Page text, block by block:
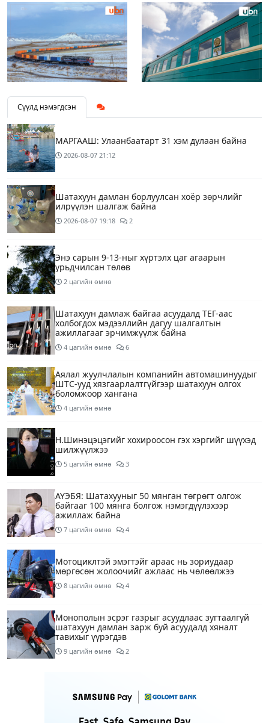
Сүүлд нэмэгдсэн
МАРГААШ: Улаанбаатарт 31 хэм дулаан байна
2026-08-07 21:12
Шатахуун дамлан борлуулсан хоёр зөрчлийг
илрүүлэн шалгаж байна
2026-08-07 19:18 2
Энэ сарын 9-13-ныг хүртэлх цаг агаарын
урьдчилсан төлөв
2 цагийн өмнө
Шатахуун дамлаж байгаа асуудалд ТЕГ-аас
холбогдох мэдээллийн дагуу шалгалтын
ажиллагааг эрчимжүүлж байна
4 цагийн өмнө 6
Аялал жуулчлалын компанийн автомашинуудыг
ШТС-ууд хязгаарлалтгүйгээр шатахуун олгох
боломжоор хангана
4 цагийн өмнө
Н.Шинэцэцэгийг хохироосон гэх хэргийг шүүхэд
шилжүүлжээ
5 цагийн өмнө 3
АҮЭБЯ: Шатахууныг 50 мянган төгрөгт олгож
байгааг 100 мянга болгож нэмэгдүүлэхээр
ажиллаж байна
7 цагийн өмнө 4
Мотоциклтэй эмэгтэйг араас нь зориудаар
мөргөсөн жолоочийг ажлаас нь чөлөөлжээ
8 цагийн өмнө 4
Монополын эсрэг газрыг асуудлаас зугтаалгүй
шатахуун дамлан зарж буй асуудалд хяналт
тавихыг үүрэгдэв
9 цагийн өмнө 2
настай охиныг 7 дахь өдрөө хайж байна